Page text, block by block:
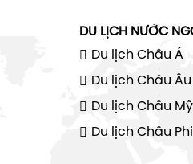
DU LỊCH NƯỚC
Du lịch Châu Á
Du lịch Châu Âu
Du lịch Châu Mỹ
Du lịch Châu Phi